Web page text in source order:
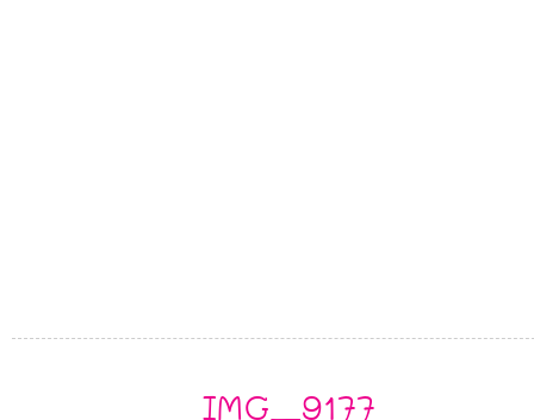
IMG_9177